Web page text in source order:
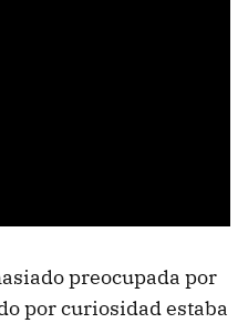
preocupada por
por curiosidad estaba